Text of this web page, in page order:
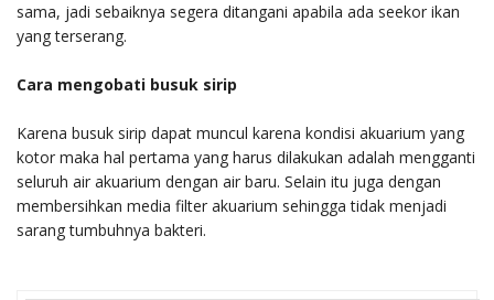
sama, jadi sebaiknya segera ditangani apabila ada seekor ikan
yang terserang.
Cara mengobati busuk sirip
Karena busuk sirip dapat muncul karena kondisi akuarium yang
kotor maka hal pertama yang harus dilakukan adalah mengganti
seluruh air akuarium dengan air baru. Selain itu juga dengan
membersihkan media filter akuarium sehingga tidak menjadi
sarang tumbuhnya bakteri.